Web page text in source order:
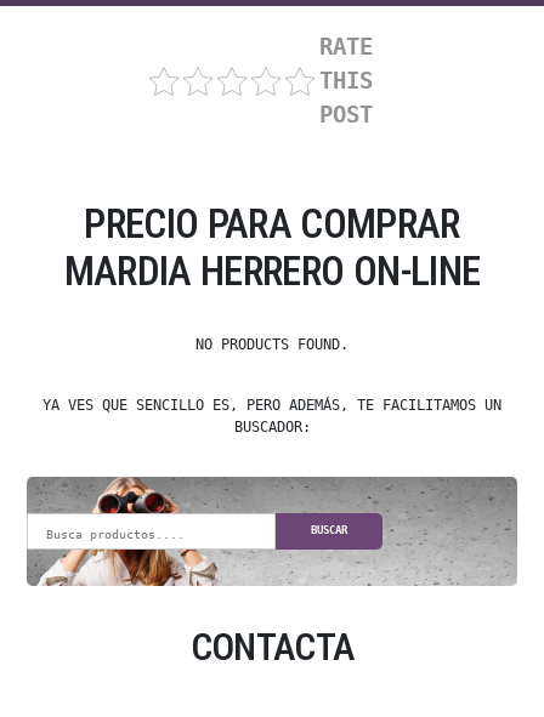
RATE
THIS
POST
PRECIO PARA COMPRAR
MARDIA HERRERO ON-LINE
NO PRODUCTS FOUND.
YA VES QUE SENCILLO ES, PERO ADEMÁS, TE FACILITAMOS UN
BUSCADOR:
BUSCAR
CONTACTA